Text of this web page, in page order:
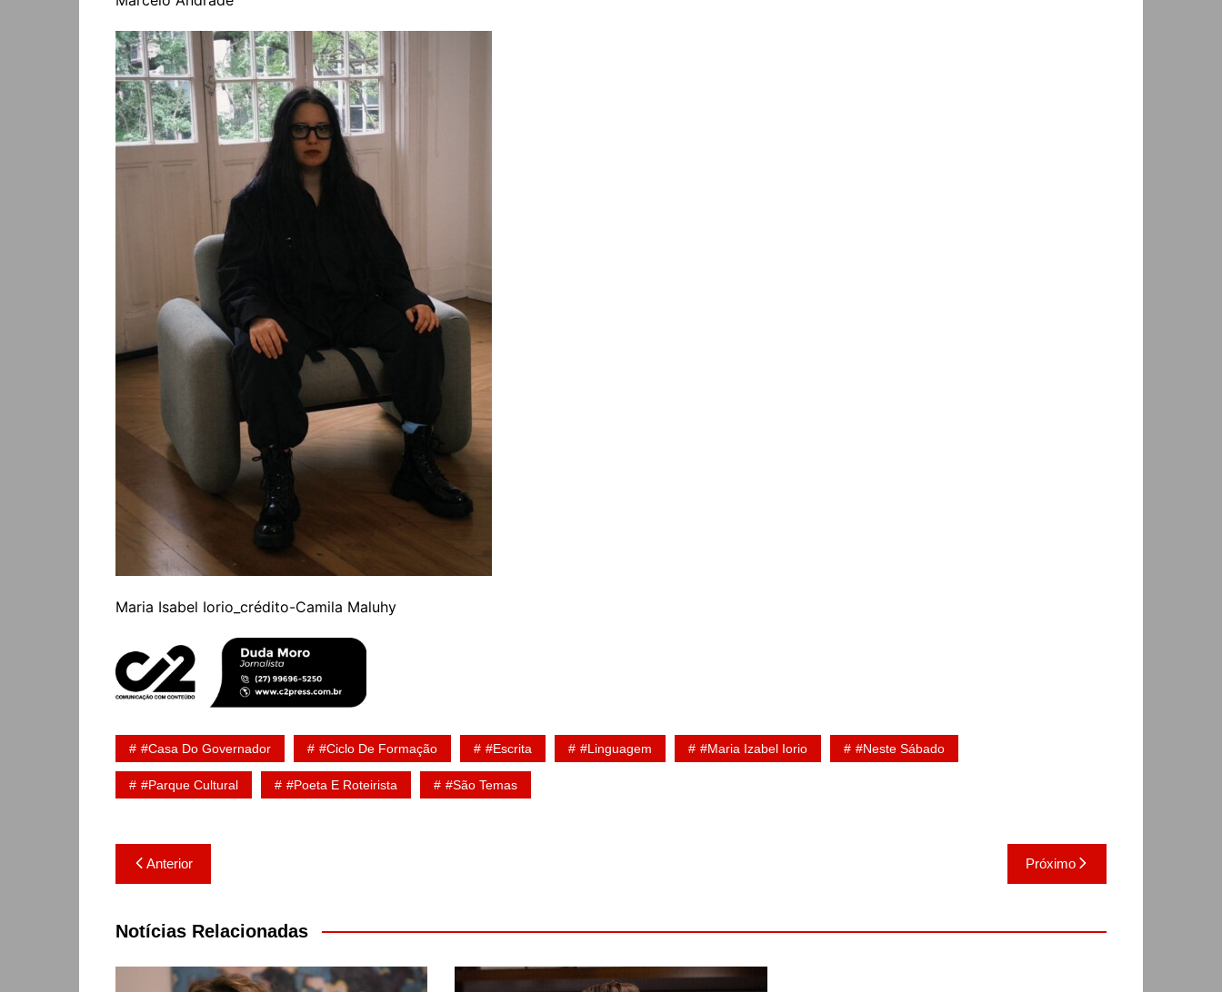
Maria Isabel Iorio_crédito-Camila Maluhy
#Casa Do Governador #Ciclo De Formação #escrita #linguagem #Maria Izabel Iorio #Neste Sábado
#Parque Cultural #Poeta E Roteirista #São Temas
Navegação
de
Post
Anterior Próximo
Notícias Relacionadas